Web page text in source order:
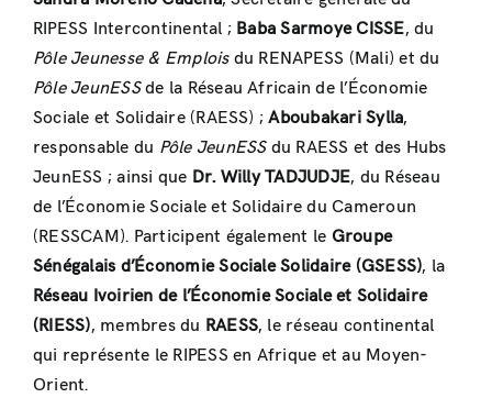
RIPESS Intercontinental ; Baba Sarmoye CISSE, du
Pôle Jeunesse & Emploisdu RENAPESS (Mali) et du
Pôle JeunESSde la Réseau Africain de l’Économie
Sociale et Solidaire (RAESS) ;Aboubakari Sylla,
responsable du Pôle JeunESSdu RAESS et des Hubs
JeunESS ; ainsi que Dr. Willy TADJUDJE, du Réseau
de l’Économie Sociale et Solidaire du Cameroun
(RESSCAM). Participent également le Groupe
Sénégalais d’Économie Sociale Solidaire (GSESS), la
Réseau Ivoirien de l’Économie Sociale et Solidaire
(RIESS), membres du RAESS, le réseau continental
qui représente le RIPESS en Afrique et au Moyen-
Orient.